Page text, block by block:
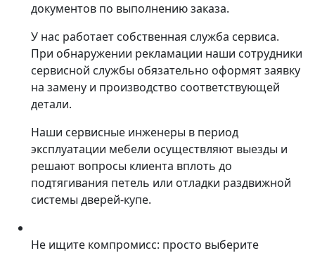
документов по выполнению заказа.
У нас работает собственная служба сервиса.
При обнаружении рекламации наши сотрудники
сервисной службы обязательно оформят заявку
на замену и производство соответствующей
детали.
Наши сервисные инженеры в период
эксплуатации мебели осуществляют выезды и
решают вопросы клиента вплоть до
подтягивания петель или отладки раздвижной
системы дверей-купе.
Не ищите компромисс: просто выберите